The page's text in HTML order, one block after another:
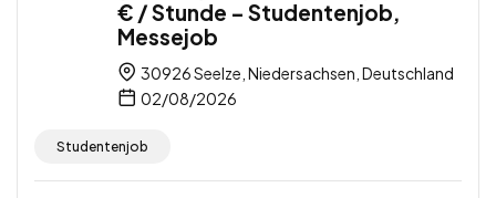
€ / Stunde – Studentenjob,
Messejob
30926 Seelze, Niedersachsen, Deutschland
02/08/2026
Studentenjob